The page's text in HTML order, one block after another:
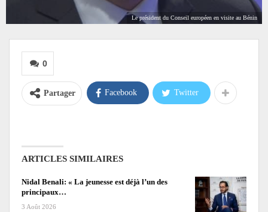
Le président du Conseil européen en visite au Bénin
0
Partager Facebook Twitter
ARTICLES SIMILAIRES
Nidal Benali: « La jeunesse est déjà l’un des
principaux…
3 Août 2026